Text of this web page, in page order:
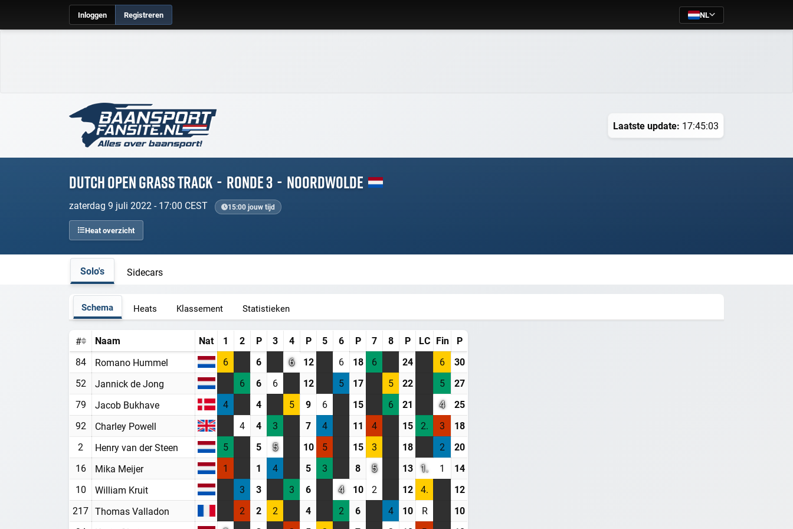
Inloggen Registreren NL
Laatste update: 17:45:03
Dutch Open Grass Track - Ronde 3 - Noordwolde
zaterdag 9 juli 2022 - 17:00 CEST 15:00 jouw tijd
Heat overzicht
Solo's Sidecars
Schema Heats Klassement Statistieken
# Naam Nat 1 2 P 3 4 P 5 6 P 7 8 P LC Fin
P
84
Romano Hummel 6 6 6 12 6 18 6 24 6
30
52
Jannick de Jong 6 6 6 12 5 17 5 22 5
27
79
Jacob Bukhave 4 4 5 9 6 15 6 21 4
25
92
Charley Powell 4 4 3 7 4 11 4 15 2. 3
18
2
Henry van der Steen 5 5 5 10 5 15 3 18 2
20
16
Mika Meijer 1 1 4 5 3 8 5 13 1. 1
14
10
William Kruit 3 3 3 6 4 10 2 12 4.
12
217 Thomas Valladon 2 2 2 4 2 6 4 10 R
10
WORD LID VAN BAANSPORTFANSITE!
Blijf op de hoogte van alle baansport evenementen
Maak een gratis account aan
Word Supporter, zonder advertenties & tracking
Steun de site
Registreer gratis
Misschien later